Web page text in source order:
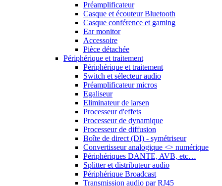
Préamplificateur
Casque et écouteur Bluetooth
Casque conférence et gaming
Ear monitor
Accessoire
Pièce détachée
Périphérique et traitement
Périphérique et traitement
Switch et sélecteur audio
Préamplificateur micros
Egaliseur
Eliminateur de larsen
Processeur d'effets
Processeur de dynamique
Processeur de diffusion
Boîte de direct (DI) - symétriseur
Convertisseur analogique <> numérique
Périphériques DANTE, AVB, etc…
Splitter et distributeur audio
Périphérique Broadcast
Transmission audio par RJ45